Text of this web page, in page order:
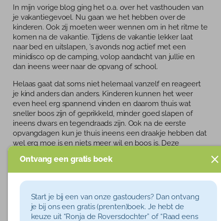
Tarieven
Blog
In mijn vorige blog ging het o.a. over het vasthouden van
je vakantiegevoel. Nu gaan we het hebben over de
kinderen. Ook zij moeten weer wennen om in het ritme te
komen na de vakantie. Tijdens de vakantie lekker laat
naar bed en uitslapen, ’s avonds nog actief met een
minidisco op de camping, volop aandacht van jullie en
dan ineens weer naar de opvang of school.
Helaas gaat dat soms niet helemaal vanzelf en reageert
je kind anders dan anders. Kinderen kunnen het weer
even heel erg spannend vinden en daarom thuis wat
sneller boos zijn of geprikkeld, minder goed slapen of
ineens dwars en tegendraads zijn. Ook na de eerste
opvangdagen kun je thuis ineens een draakje hebben dat
wel erg moe is en niets meer wil en boos is. Deze
accepteren. Zeg tegen je kind dat je snapt dat het moe is
en dat het even lekker mag huilen, op de bank mag
liggen of boos mag zijn. Het komt allemaal weer goed.
Vertel ook eerlijk dat jij er weer even in moet komen om
te gaan werken.
Tips om het zo soepel mogelijk te laten verlopen:
Ontvang een gratis boek
Start je bij een van onze gastouders? Dan ontvang
je bij ons een gratis (prenten)boek. Je hebt de
keuze uit “Ronja de Roversdochter” of “Raad eens